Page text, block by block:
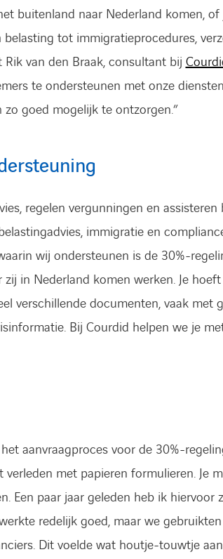
buitenland naar Nederland komen, of
tot immigratieprocedures,
Rik van den Braak, consultant bij
te ondersteunen met onze
goed mogelijk te ontzorgen.”
regelen ver­gunningen en
immigratie en
wij ondersteunen is de 30%-
in Nederland komen werken. Je
verschillende documenten, vaak met
Bij Courdid helpen we je
aanvraagpro­ces voor de 30%-
met papieren formulieren. Je
Een paar jaar geleden heb ik
redelijk goed, maar we
Dit voelde wat houtje-touwtje